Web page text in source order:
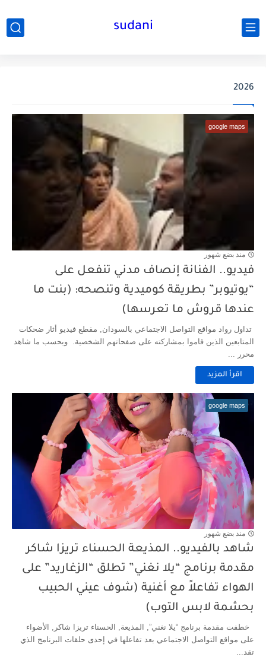
sudani
2026
google maps
منذ بضع شهور
فيديو.. الفنانة إنصاف مدني تنفعل على
“يوتيوبر” بطريقة كوميدية وتنصحه: (بنت ما
عندها قروش ما تعرسها)
تداول رواد مواقع التواصل الاجتماعي بالسودان, مقطع فيديو أثار ضحكات
المتابعين الذين قاموا بمشاركته على صفحاتهم الشخصية. وبحسب ما شاهد
محرر ...
اقرأ المزيد
google maps
منذ بضع شهور
شاهد بالفيديو.. المذيعة الحسناء تريزا شاكر
مقدمة برنامج “يلا نغني” تطلق “الزغاريد” على
الهواء تفاعلاً مع أغنية (شوف عيني الحبيب
بحشمة لابس التوب)
خطفت مقدمة برنامج “يلا نغني”, المذيعة, الحسناء تريزا شاكر, الأضواء
على مواقع التواصل الاجتماعي بعد تفاعلها في إحدى حلقات البرنامج الذي
تقد...